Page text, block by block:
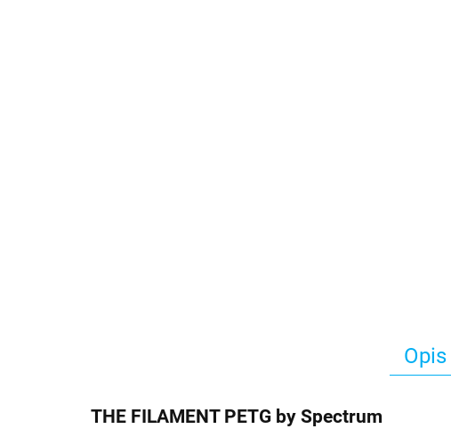
Opis
THE FILAMENT PETG by Spectrum